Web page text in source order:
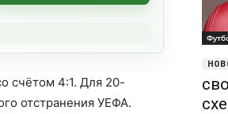
счётом 4:1. Для 20-
отстранения УЕФА.